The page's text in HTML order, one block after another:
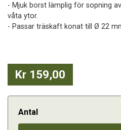
- Mjuk borst lämplig för sopning
våta ytor.
- Passar träskaft konat till Ø 22
Kr 159,00
Antal